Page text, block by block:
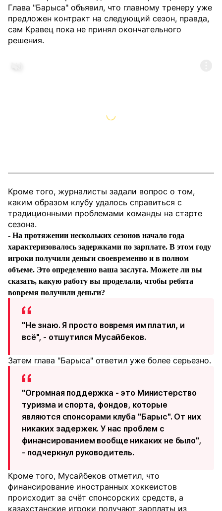
Глава "Барыса" объявил, что главному тренеру уже
предложен контракт на следующий сезон, правда,
сам Кравец пока не принял окончательного
решения.
Кроме того, журналисты задали вопрос о том,
каким образом клубу удалось справиться с
традиционными проблемами команды на старте
сезона.
- На протяжении нескольких сезонов начало года
характеризовалось задержками по зарплате. В этом году
игроки получили деньги своевременно и в полном
объеме. Это определенно ваша заслуга. Можете ли вы
сказать, какую работу вы проделали, чтобы ребята
вовремя получили деньги?
"Не знаю. Я просто вовремя им платил, и
всё", - отшутился Мусайбеков.
Затем глава "Барыса" ответил уже более серьезно.
"Огромная поддержка - это Министерство
туризма и спорта, фондов, которые
являются спонсорами клуба "Барыс". От них
никаких задержек. У нас проблем с
финансированием вообще никаких не было",
- подчеркнул руководитель.
Кроме того, Мусайбеков отметил, что
финансирование иностранных хоккеистов
происходит за счёт спонсорских средств, а
казахстанские игроки получают зарплаты из